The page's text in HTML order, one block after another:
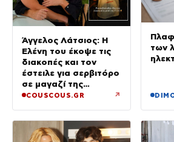
Άγγελος Λάτσιος: Η
Ελένη του έκοψε τις
διακοπές και τον
έστειλε για σερβιτόρο
σε μαγαζί της
Πεντέλης – Εκεί θα
COUSCOUS.GR ↗
των